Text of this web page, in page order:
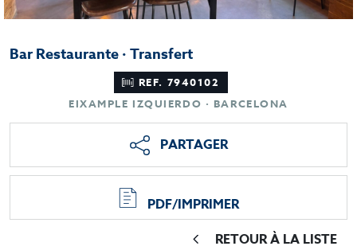
Bar Restaurante · Transfert
REF. 7940102
EIXAMPLE IZQUIERDO · BARCELONA
PARTAGER
PDF/IMPRIMER
RETOUR À LA LISTE